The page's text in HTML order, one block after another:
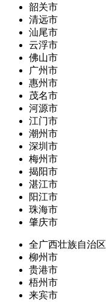
韶关市
清远市
汕尾市
云浮市
佛山市
广州市
惠州市
茂名市
河源市
江门市
潮州市
深圳市
梅州市
揭阳市
湛江市
阳江市
珠海市
肇庆市
全广西壮族自治区
柳州市
贵港市
梧州市
来宾市